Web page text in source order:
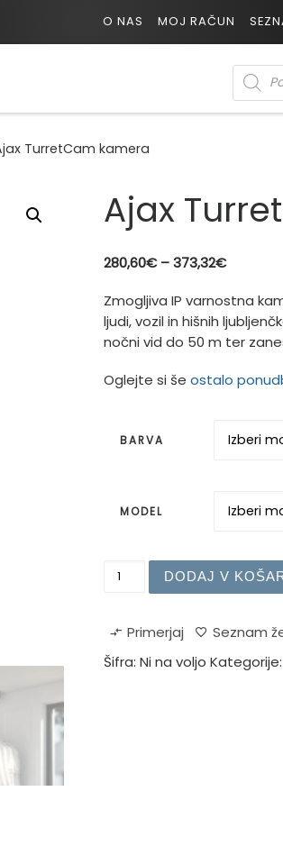
O NAS MOJ RAČUN
TurretCam kamera
Ajax
280,60€ – 373,32€Cenovni
Zmogljiva IP varnostna
ljudi, vozil in hišnih
nočni vid do 50 m ter
Oglejte si šeostalo
BARVA
MODEL
Ajax TurretCam kamera
DODAJ V
Primerjaj
Seznam
Šifra:Ni na voljo